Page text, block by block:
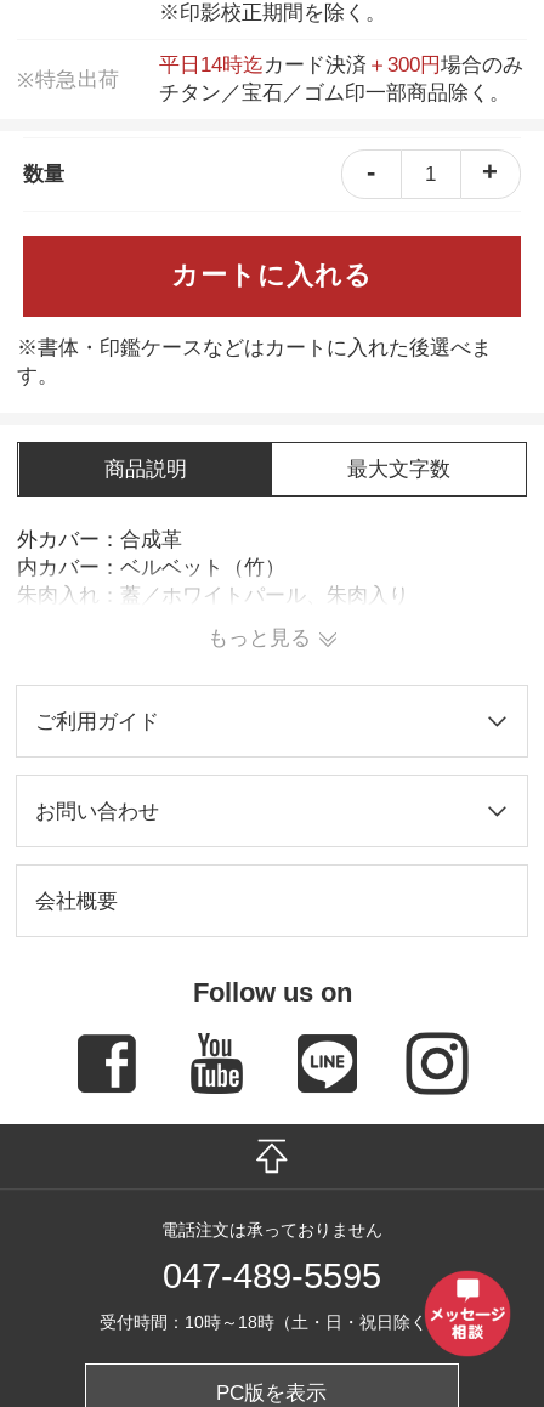
※印影校正期間を除く。
※特急出荷
平日14時迄カード決済 ＋300円場合のみ
チタン／宝石／ゴム印一部商品除く。
数量 - 1 +
カートに入れる
※書体・印鑑ケースなどはカートに入れた後選べま
す。
商品説明 最大文字数
外カバー：合成革
内カバー：ベルベット（竹）
朱肉入れ：蓋／ホワイトパール、朱肉入り
もっと見る
ご利用ガイド
お問い合わせ
会社概要
Follow us on
電話注文は承っておりません
047-489-5595
受付時間：10時～18時（土・日・祝日除く）
PC版を表示